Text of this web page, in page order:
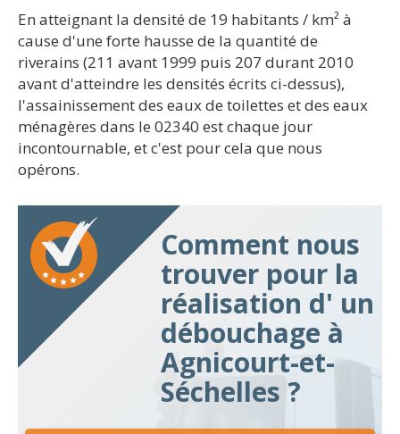
En atteignant la densité de 19 habitants / km² à
cause d'une forte hausse de la quantité de
riverains (211 avant 1999 puis 207 durant 2010
avant d'atteindre les densités écrits ci-dessus),
l'assainissement des eaux de toilettes et des eaux
ménagères dans le 02340 est chaque jour
incontournable, et c'est pour cela que nous
opérons.
Comment nous
trouver pour la
réalisation d' un
débouchage à
Agnicourt-et-
Séchelles ?